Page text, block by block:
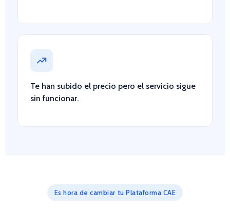
Te han subido el precio pero el servicio sigue
sin funcionar.
Es hora de cambiar tu Plataforma CAE